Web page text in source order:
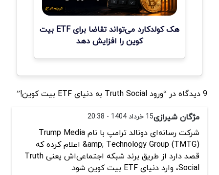
هک کولدکارد می‌تواند تقاضا برای ETF بیت
کوین را افزایش دهد
9 دیدگاه در “ورود Truth Social به دنیای ETF بیت کوین!”
مژگان شیرازی15 خرداد 1404 - 20:38
شرکت رسانه‌ای دونالد ترامپ با نام Trump Media
&amp; Technology Group (TMTG) اعلام کرده که
قصد دارد از طریق برند شبکه اجتماعی‌اش یعنی Truth
Social، وارد دنیای ETF بیت کوین شود.